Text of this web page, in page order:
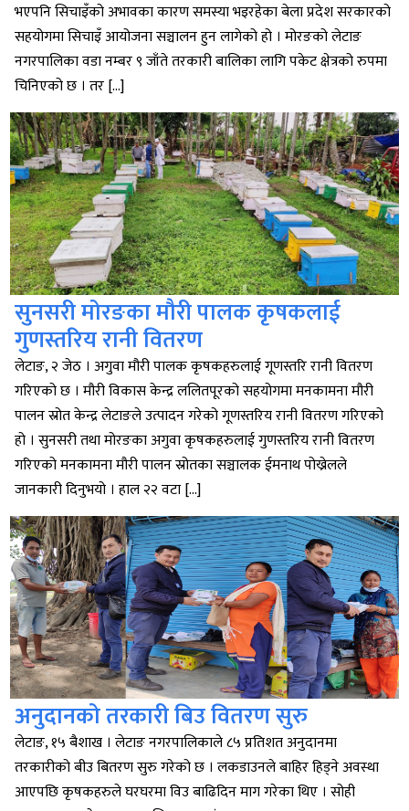
भएपनि सिचाइँको अभावका कारण समस्या भइरहेका बेला प्रदेश सरकारको
सहयोगमा सिचाइँ आयोजना सञ्चालन हुन लागेको हो । मोरङको लेटाङ
नगरपालिका वडा नम्बर ९ जाँते तरकारी बालिका लागि पकेट क्षेत्रको रुपमा
चिनिएको छ । तर […]
सुनसरी मोरङका मौरी पालक कृषकलाई
गुणस्तरिय रानी वितरण
लेटाङ, २ जेठ । अगुवा मौरी पालक कृषकहरुलाई गूणस्तरि रानी वितरण
गरिएको छ । मौरी विकास केन्द्र ललितपूरको सहयोगमा मनकामना मौरी
पालन स्रोत केन्द्र लेटाङले उत्पादन गरेको गूणस्तरिय रानी वितरण गरिएको
हो । सुनसरी तथा मोरङका अगुवा कृषकहरुलाई गुणस्तरिय रानी वितरण
गरिएको मनकामना मौरी पालन स्रोतका सञ्चालक ईमनाथ पोख्रेलले
जानकारी दिनुभयो । हाल २२ वटा […]
अनुदानको तरकारी बिउ वितरण सुरु
लेटाङ, १५ बैशाख । लेटाङ नगरपालिकाले ८५ प्रतिशत अनुदानमा
तरकारीको बीउ बितरण सुरु गरेको छ । लकडाउनले बाहिर हिड्ने अवस्था
आएपछि कृषकहरुले घरघरमा विउ बाढिदिन माग गरेका थिए । सोही